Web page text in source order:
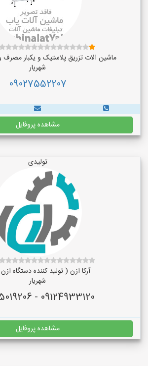
ماشین الات تزریق پلاستیک و یکبار مصرف
شهریار
09027552207
مشاهده پروفایل
تولیدی
آرکا ازن ( تولید کننده دستگاه
شهریار
09124933120 - 02165019206
مشاهده پروفایل